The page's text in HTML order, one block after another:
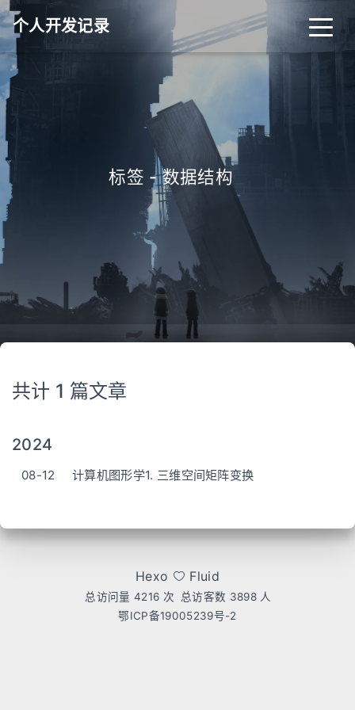
个人开发记录
标签 - 数据结构
共计 1 篇文章
2024
08-12 计算机图形学1. 三维空间矩阵变换
Hexo Fluid
总访问量4216 次 总访客数 3898人
鄂ICP备19005239号-2